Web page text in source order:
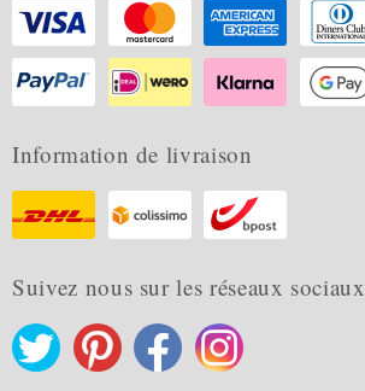
Information de livraison
Suivez nous sur les réseaux sociaux